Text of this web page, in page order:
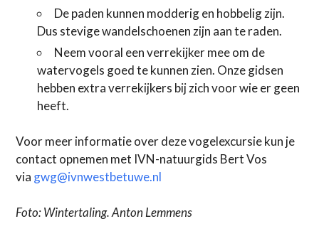
De paden kunnen modderig en hobbelig zijn.
Dus stevige wandelschoenen zijn aan te raden.
Neem vooral een verrekijker mee om de
watervogels goed te kunnen zien. Onze gidsen
hebben extra verrekijkers bij zich voor wie er geen
heeft.
Voor meer informatie over deze vogelexcursie kun je
contact opnemen met IVN-natuurgids Bert Vos
via gwg@ivnwestbetuwe.nl
Foto: Wintertaling. Anton Lemmens